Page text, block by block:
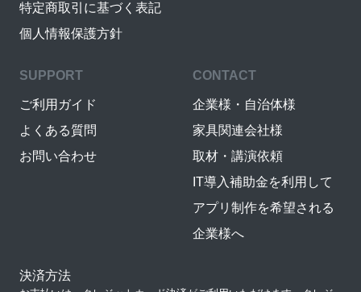
特定商取引に基づく表記
個人情報保護方針
SUPPORT
ご利用ガイド
よくある質問
お問い合わせ
CONTACT
企業様・自治体様
家具関連会社様
取材・講演依頼
IT導入補助金を利用して
アプリ制作を希望される
企業様へ
決済方法